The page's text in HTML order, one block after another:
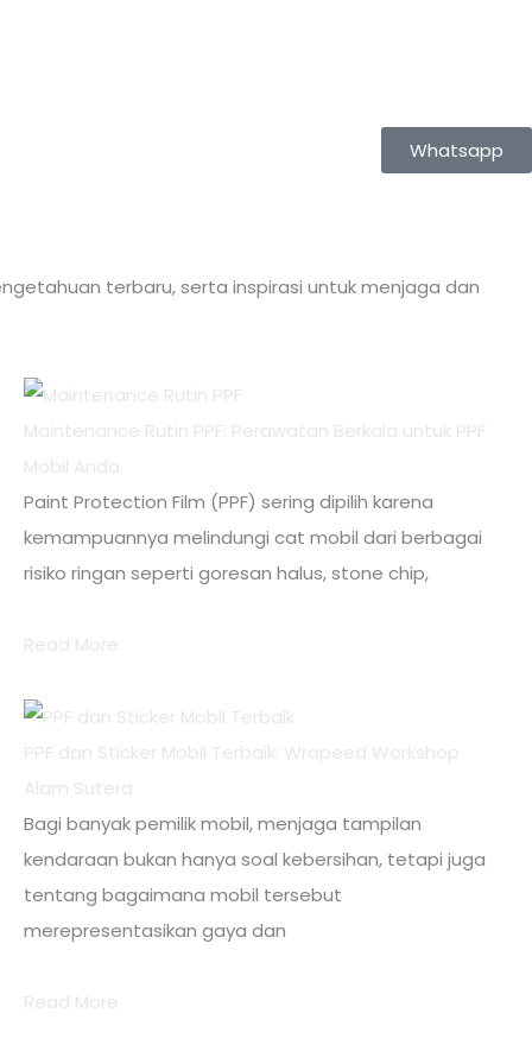
Whatsapp
terbaru, serta inspirasi untuk menjaga dan
Maintenance Rutin PPF: Perawatan Berkala untuk PPF
Mobil Anda
Paint Protection Film (PPF) sering dipilih karena
kemampuannya melindungi cat mobil dari berbagai
risiko ringan seperti goresan halus, stone chip,
Read More
PPF dan Sticker Mobil Terbaik: Wrapeed Workshop
Alam Sutera
Bagi banyak pemilik mobil, menjaga tampilan
kendaraan bukan hanya soal kebersihan, tetapi juga
tentang bagaimana mobil tersebut
merepresentasikan gaya dan
Read More